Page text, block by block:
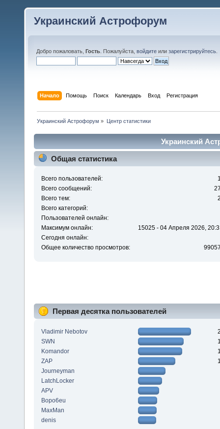
Украинский Астрофорум
Добро пожаловать, Гость . Пожалуйста, войдите или зарегистрируйтесь
Начало Помощь Поиск Календарь Вход Регистрация
Украинский Астрофорум » Центр статистики
Украинский
Общая статистика
Всего пользователей:
Всего сообщений:
Всего тем:
Всего категорий:
Пользователей онлайн:
Максимум онлайн:
15025 - 04 Апреля 2026,
Сегодня онлайн:
Общее количество просмотров:
Первая десятка пользователей
Vladimir Nebotov
SWN
Komandor
ZAP
Journeyman
LatchLocker
APV
Bopo6eu
MaxMan
denis